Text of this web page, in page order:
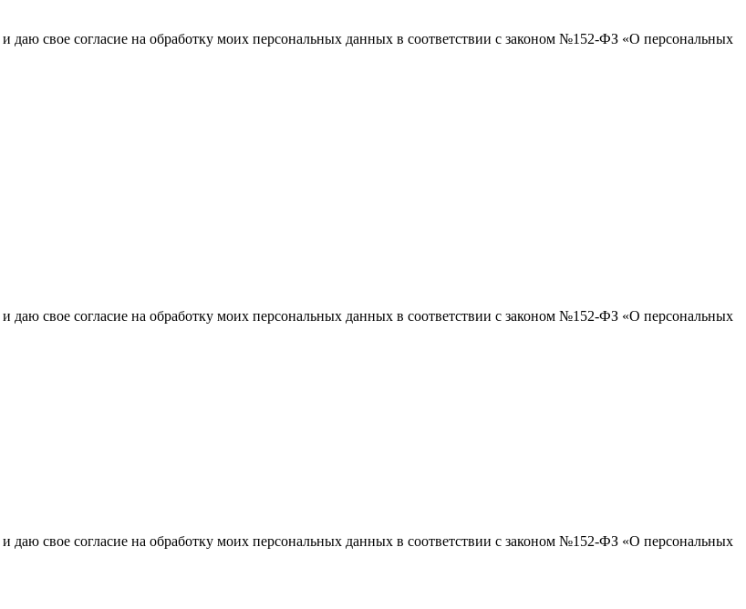
и даю свое согласие на обработку моих персональных данных в соответствии с законом №152-ФЗ «О персональных
и даю свое согласие на обработку моих персональных данных в соответствии с законом №152-ФЗ «О персональных
и даю свое согласие на обработку моих персональных данных в соответствии с законом №152-ФЗ «О персональных